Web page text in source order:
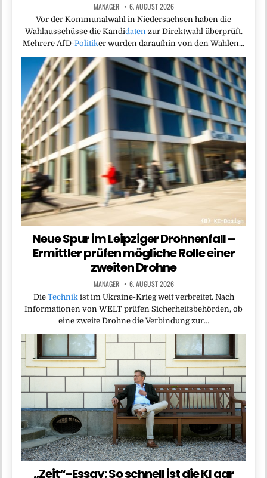
MANAGER 6. AUGUST 2026
Vor der Kommunalwahl in Niedersachsen haben die
Wahlausschüsse die Kandidatenzur Direktwahl überprüft.
Mehrere AfD-Politiker wurden daraufhin von den Wahlen…
Neue Spur im Leipziger Drohnenfall –
Ermittler prüfen mögliche Rolle einer
zweiten Drohne
MANAGER 6. AUGUST 2026
Die Technikist im Ukraine-Krieg weit verbreitet. Nach
Informationen von WELT prüfen Sicherheitsbehörden, ob
eine zweite Drohne die Verbindung zur…
„Zeit“-Essay: So schnell ist die KI gar